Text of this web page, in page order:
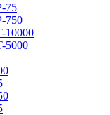
75
750
10000
5000